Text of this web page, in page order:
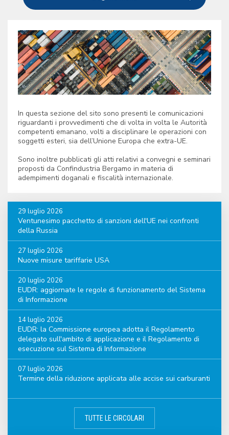
In questa sezione del sito sono presenti le comunicazioni
riguardanti i provvedimenti che di volta in volta le Autorità
competenti emanano, volti a disciplinare le operazioni con
soggetti esteri, sia dell’Unione Europa che extra-UE.
Sono inoltre pubblicati gli atti relativi a convegni e seminari
proposti da Confindustria Bergamo in materia di
adempimenti doganali e fiscalità internazionale.
29 luglio 2026
Ventunesimo pacchetto di sanzioni dell'UE nei confronti
della Russia
27 luglio 2026
Nuove misure tariffarie USA
20 luglio 2026
EUDR: aggiornate le regole di funzionamento del Sistema
di Informazione
14 luglio 2026
EUDR: la Commissione europea adotta il Regolamento
delegato sull'ambito di applicazione e il Regolamento di
esecuzione sul Sistema di Informazione
07 luglio 2026
Termine della riduzione applicata alle accise sui carburanti
TUTTE LE CIRCOLARI